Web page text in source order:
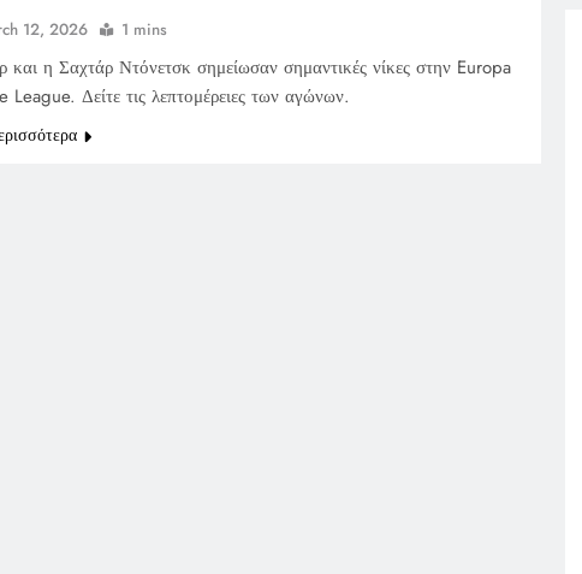
12, 2026 1 mins
η Σαχτάρ Ντόνετσκ σημείωσαν σημαντικές νίκες στην Europa
League. Δείτε τις λεπτομέρειες των αγώνων.